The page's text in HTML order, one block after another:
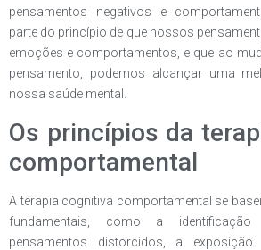
pensamentos negativos e
parte do princípio de que nossos
emoções e comportamentos, e que ao
pensamento, podemos alcançar uma
nossa saúde mental.
Os princípios da
comportamental
A terapia cognitiva comportamental se
fundamentais, como a
pensamentos distorcidos, a